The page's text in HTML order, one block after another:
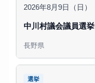
2026年8月9日（日）
中川村議会議員選挙
長野県
選挙